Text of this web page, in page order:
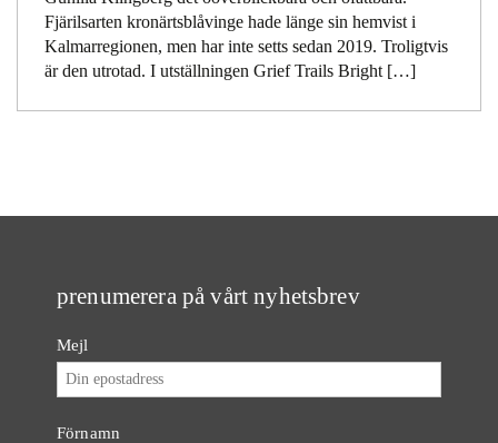
Fjärilsarten kronärtsblåvinge hade länge sin hemvist i
Kalmarregionen, men har inte setts sedan 2019. Troligtvis
är den utrotad. I utställningen Grief Trails Bright […]
prenumerera på vårt nyhetsbrev
Mejl
Förnamn